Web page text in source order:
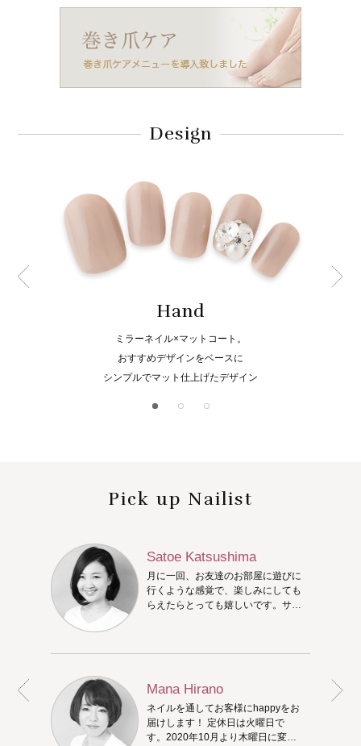
Design
Hand
ミラーネイル×マットコート。
おすすめデザインをベースに
シンプルでマット仕上げたデザイン
Pick up Nailist
Satoe Katsushima
月に一回、お友達のお部屋に遊びに
行くような感覚で、楽しみにしても
らえたらとっても嬉しいです。サン
Mana Hirano
ネイルを通してお客様にhappyをお
届けします！ 定休日は火曜日で
す。2020年10月より木曜日に変更